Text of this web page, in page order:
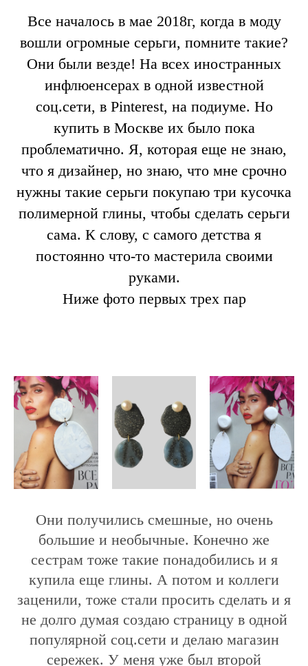
Все началось в мае 2018г, когда в моду
вошли огромные серьги, помните такие?
Они были везде! На всех иностранных
инфлюенсерах в одной известной
соц.сети, в Pinterest, на подиуме. Но
купить в Москве их было пока
проблематично. Я, которая еще не знаю,
что я дизайнер, но знаю, что мне срочно
нужны такие серьги покупаю три кусочка
полимерной глины, чтобы сделать серьги
сама. К слову, с самого детства я
постоянно что-то мастерила своими
руками.
Ниже фото первых трех пар
Они получились смешные, но очень
большие и необычные. Конечно же
сестрам тоже такие понадобились и я
купила еще глины. А потом и коллеги
заценили, тоже стали просить сделать и я
не долго думая создаю страницу в одной
популярной соц.сети и делаю магазин
сережек. У меня уже был второй